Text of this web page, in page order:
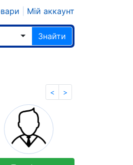
Мій аккаунт
Знайти
< >